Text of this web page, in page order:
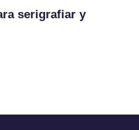
serigrafiar y